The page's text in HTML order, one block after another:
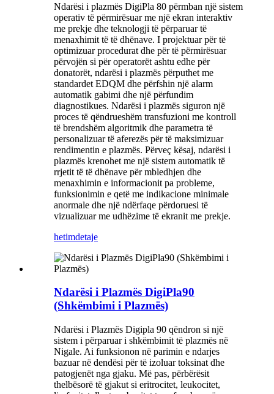
Ndarësi i plazmës DigiPla 80 përmban një sistem
operativ të përmirësuar me një ekran interaktiv
me prekje dhe teknologji të përparuar të
menaxhimit të të dhënave. I projektuar për të
optimizuar procedurat dhe për të përmirësuar
përvojën si për operatorët ashtu edhe për
donatorët, ndarësi i plazmës përputhet me
standardet EDQM dhe përfshin një alarm
automatik gabimi dhe një përfundim
diagnostikues. Ndarësi i plazmës siguron një
proces të qëndrueshëm transfuzioni me kontroll
të brendshëm algoritmik dhe parametra të
personalizuar të aferezës për të maksimizuar
rendimentin e plazmës. Përveç kësaj, ndarësi i
plazmës krenohet me një sistem automatik të
rrjetit të të dhënave për mbledhjen dhe
menaxhimin e informacionit pa probleme,
funksionimin e qetë me indikacione minimale
anormale dhe një ndërfaqe përdoruesi të
vizualizuar me udhëzime të ekranit me prekje.
hetimdetaje
Ndarësi i Plazmës DigiPla90
(Shkëmbimi i Plazmës)
Ndarësi i Plazmës Digipla 90 qëndron si një
sistem i përparuar i shkëmbimit të plazmës në
Nigale. Ai funksionon në parimin e ndarjes
bazuar në dendësi për të izoluar toksinat dhe
patogjenët nga gjaku. Më pas, përbërësit
thelbësorë të gjakut si eritrocitet, leukocitet,